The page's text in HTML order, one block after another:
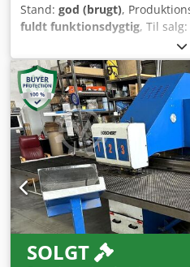
Stand: god (brugt),
fuldt funktionsdygtig, Til
Rotation, en kompakt og
præcis bearbejdning af
gennemprøvede TRUMPF-
rotationsværktøjer
muligt at fremstille også
huller, udskæringer og
præcision. Maskinen er
kabinetbyggeri,
samt til underleverandører.
TRUMPF Model: TruMatic
CNC-styring Arbejdsområde:
Maksimal pladetykkelse: op
materiale) Maksimal
SOLGT